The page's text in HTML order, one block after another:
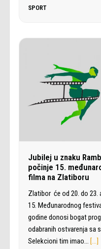
SPORT
Jubilej u znaku
počinje 15.
filma na Zlatiboru
Zlatibor će od 20. do 23.
15. Međunarodnog
godine donosi bogat
odabranih ostvarenja sa
Selekcioni tim imao… […]